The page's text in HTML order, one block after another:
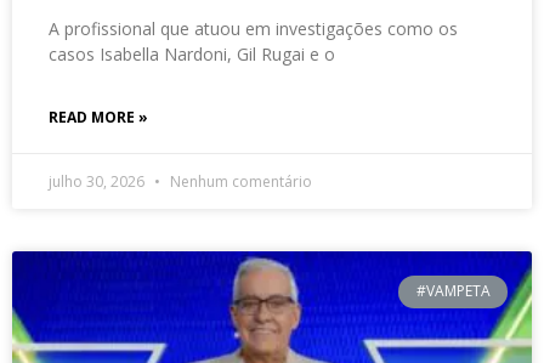
A profissional que atuou em investigações como os
casos Isabella Nardoni, Gil Rugai e o
READ MORE »
julho 30, 2026 Nenhum comentário
#VAMPETA